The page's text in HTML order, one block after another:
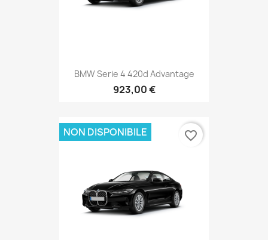
BMW Serie 4 420d Advantage
923,00 €
NON DISPONIBILE favorite_border